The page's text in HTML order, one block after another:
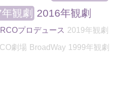
観劇 2016年観劇
プロデュース 2019年観劇
劇場 BroadWay 1999年観劇